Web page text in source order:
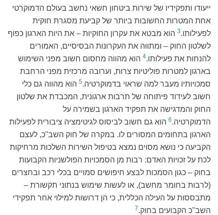
ייעודו ותפקידיו של שירות ביטחון חשאי נחשב בעולם הדמוקרטי
אחת המטרות החשובות ביותר של קביעת מסגרת חוקית
לפעילותו.3 הוא מבטא את עקרון החוקיות – את היות הארגון כפוף
לשלטון החוק – ומתווה את העקרונות הבסיסיים, האמורים
להנחות את פעילותו.4 הוא מהווה מחסום חשוב מפני השימוש
בארגון למטרות פוליטיות צרות, וערובה מרכזית מפני הרחבת
סמכויותיו מעבר למה שראוי בדמוקרטיה.5 הוא מהווה גם כלי
חשוב לעידוד פיתוחה של תרבות ארגונית, המכבדת את שלטון
החוק והמדגישה את תפקיד הארגון בשמירה על
הדמוקרטיה.6 הוא גם חשוב לביסוס לגיטימציה ציבורית לפעילות
הארגון בתחומים המסורים לו. במקרה של חוק השב"כ, לעצם
הקביעה כי נושא מסוים נמצא בטיפול השירות השלכות מרחיקות
לכת על זכויות האדם: רבות מן הסמכויות הפולשניות הקבועות
בחוק – כגון הסמכות לבצע חיפושים סמויים בכלי רכב ובחצרים
(לרבות בחומר מחשב), או לעשות שימוש בנתוני תקשורת –
מתבססות על העילה הכללית, כי הן דרושות למילוי אחר תפקידי
השב"כ הקבועים בחוק.7